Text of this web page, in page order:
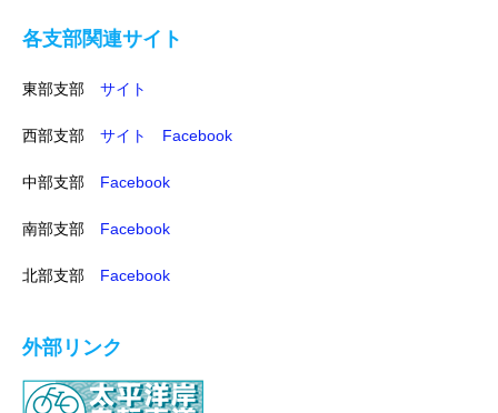
各支部関連サイト
東部支部 サイト
西部支部 サイト Facebook
中部支部 Facebook
南部支部 Facebook
北部支部 Facebook
外部リンク